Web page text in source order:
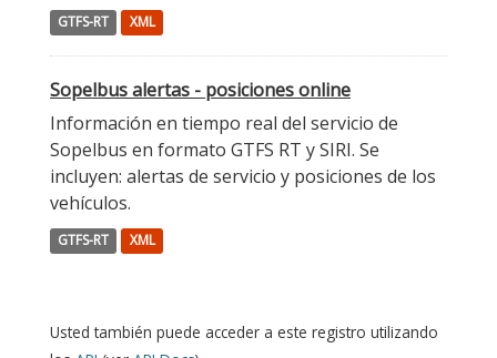
GTFS-RT XML
Sopelbus alertas - posiciones online
Información en tiempo real del servicio de
Sopelbus en formato GTFS RT y SIRI. Se
incluyen: alertas de servicio y posiciones de los
vehículos.
GTFS-RT XML
Usted también puede acceder a este registro utilizando